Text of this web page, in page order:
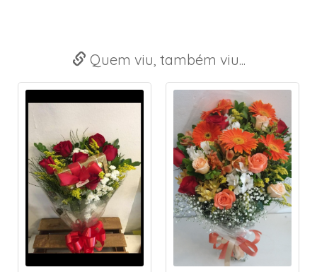
Quem viu, também viu...